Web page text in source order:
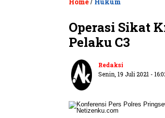
/
Operasi Sikat
Pelaku C3
Redaksi
Senin, 19 Juli 2021 -